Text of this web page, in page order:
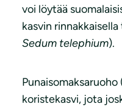
voi löytää
kasvin
Sedum telephium).
Punaisomaksaruoho
koristekasvi, jota